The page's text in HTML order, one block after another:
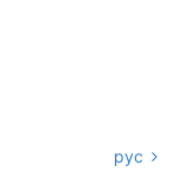
рус